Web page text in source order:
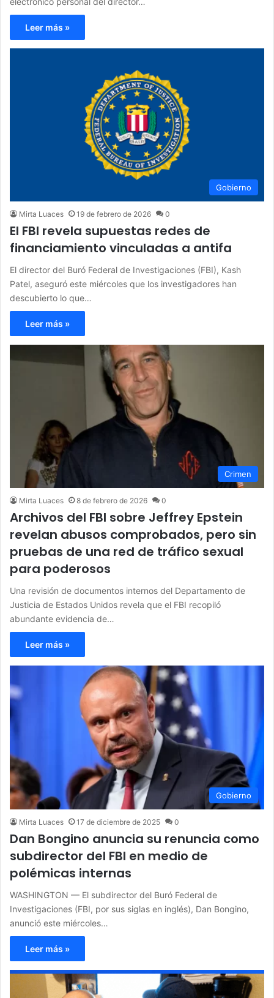
Leer más »
Gobierno
Mirta Luaces 19 de febrero de 2026 0
El FBI revela supuestas redes de
financiamiento vinculadas a antifa
El director del Buró Federal de Investigaciones (FBI), Kash
Patel, aseguró este miércoles que los investigadores han
descubierto lo que…
Leer más »
Crimen
Mirta Luaces 8 de febrero de 2026 0
Archivos del FBI sobre Jeffrey Epstein
revelan abusos comprobados, pero sin
pruebas de una red de tráfico sexual
para poderosos
Una revisión de documentos internos del Departamento de
Justicia de Estados Unidos revela que el FBI recopiló
abundante evidencia de…
Leer más »
Gobierno
Mirta Luaces 17 de diciembre de 2025 0
Dan Bongino anuncia su renuncia como
subdirector del FBI en medio de
polémicas internas
WASHINGTON — El subdirector del Buró Federal de
Investigaciones (FBI, por sus siglas en inglés), Dan Bongino,
anunció este miércoles…
Leer más »